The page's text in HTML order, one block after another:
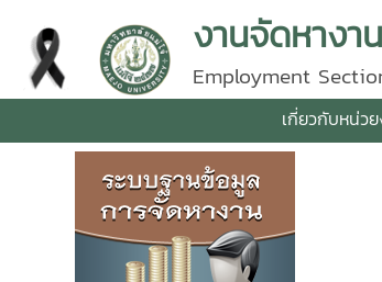
งานจัดหางา
Employment
เกี่ยวกับหน่ว